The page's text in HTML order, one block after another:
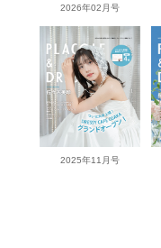
2026年02月号
2025年11月号